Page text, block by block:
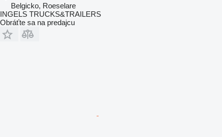
Belgicko, Roeselare
INGELS TRUCKS&TRAILERS
Obráťte sa na predajcu